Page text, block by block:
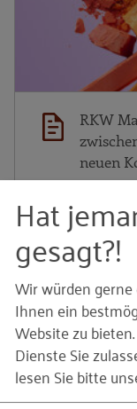
RKW
neuen
In dieser
Thema „Bildung
neuen
24.06.2026
RKW MAGAZIN
Hat
gesagt?!
Wir würden
Ihnen ein
Website zu
Dienste Sie
lesen Sie bitte